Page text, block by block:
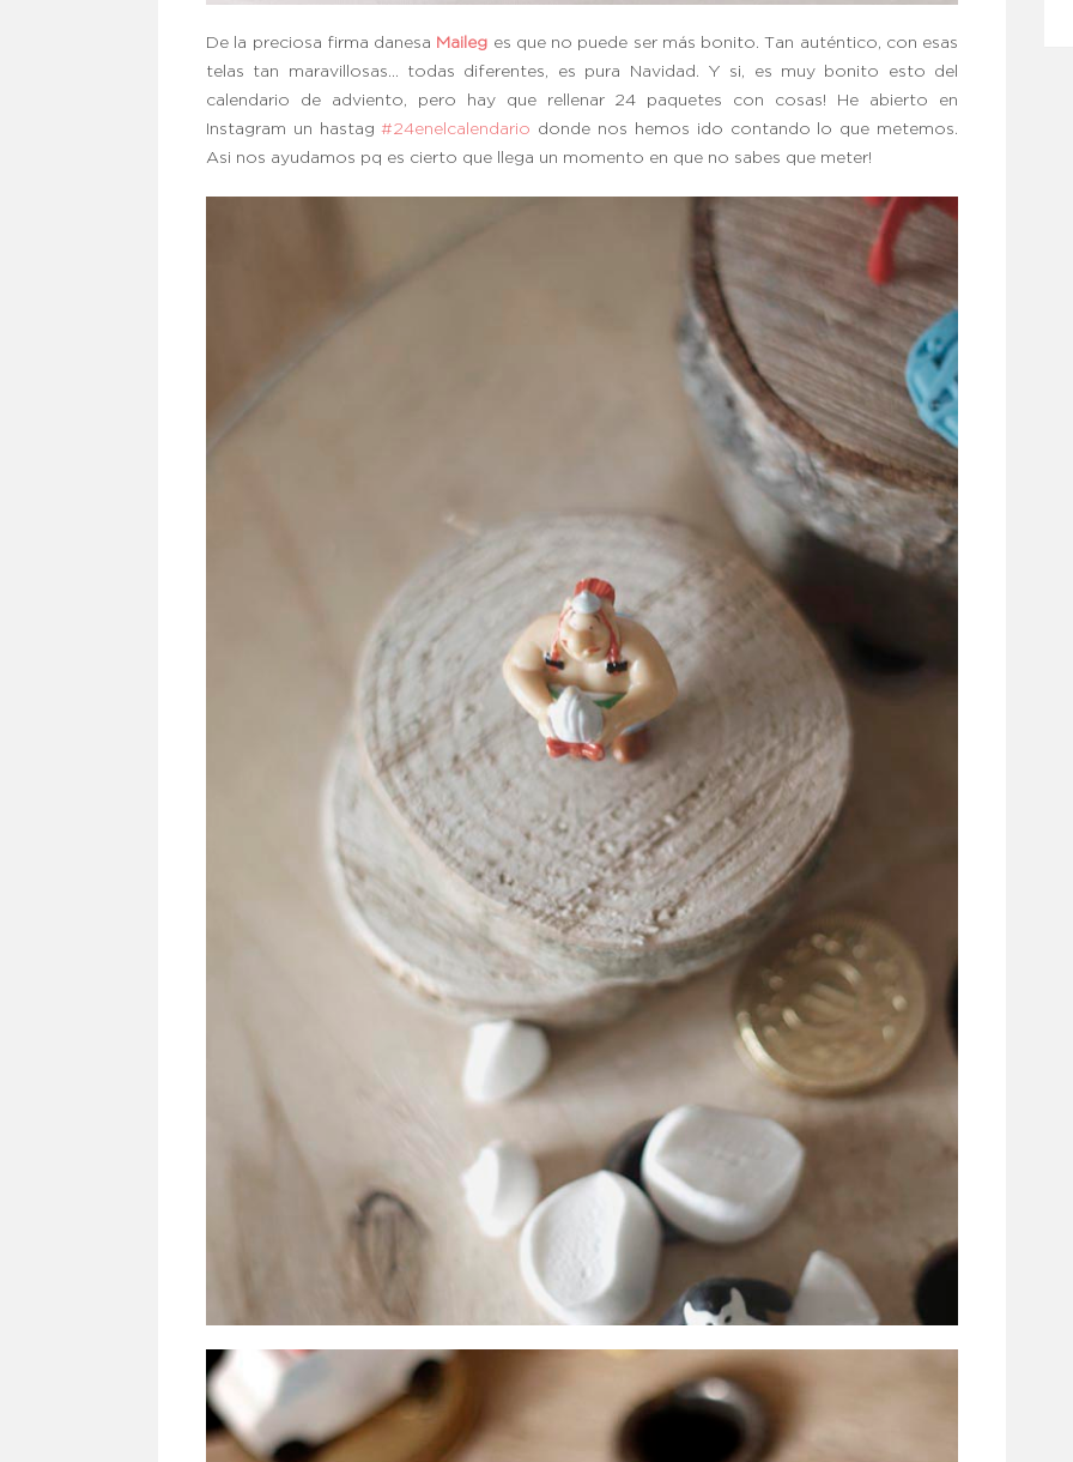
De la preciosa firma danesa Maileg es que no puede ser más bonito. Tan auténtico, con esas
telas tan maravillosas… todas diferentes, es pura Navidad. Y si, es muy bonito esto del
calendario de adviento, pero hay que rellenar 24 paquetes con cosas! He abierto en
Instagram un hastag#24enelcalendario
donde nos hemos ido contando lo que metemos.
Asi nos ayudamos pq es cierto que llega un momento en que no sabes que meter!